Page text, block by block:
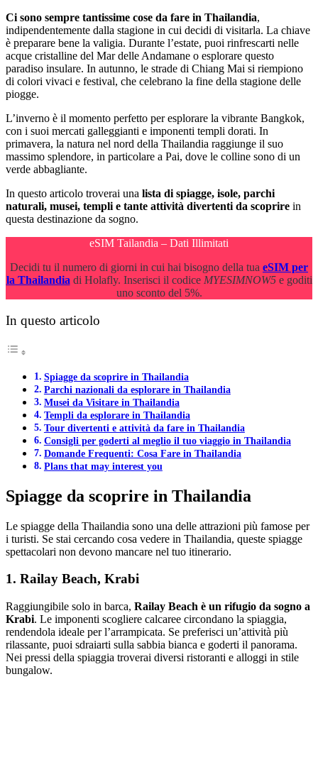
Ci sono sempre tantissime cose da fare in Thailandia,
indipendentemente dalla stagione in cui decidi di visitarla. La chiave
è preparare bene la valigia. Durante l’estate, puoi rinfrescarti nelle
acque cristalline del Mar delle Andamane o esplorare questo
paradiso insulare. In autunno, le strade di Chiang Mai si riempiono
di colori vivaci e festival, che celebrano la fine della stagione delle
piogge.
L’inverno è il momento perfetto per esplorare la vibrante Bangkok,
con i suoi mercati galleggianti e imponenti templi dorati. In
primavera, la natura nel nord della Thailandia raggiunge il suo
massimo splendore, in particolare a Pai, dove le colline sono di un
verde abbagliante.
In questo articolo troverai una lista di spiagge, isole, parchi
naturali, musei, templi e tante attività divertenti da scoprire in
questa destinazione da sogno.
eSIM Tailandia – Dati Illimitati
Decidi tu il numero di giorni in cui hai bisogno della tua eSIM per
la Thailandia di Holafly. Inserisci il codice MYESIMNOW5e goditi
uno sconto del 5%.
In questo articolo
Spiagge da scoprire in Thailandia
Parchi nazionali da esplorare in Thailandia
Musei da Visitare in Thailandia
Templi da esplorare in Thailandia
Tour divertenti e attività da fare in Thailandia
Consigli per goderti al meglio il tuo viaggio in Thailandia
Domande Frequenti: Cosa Fare in Thailandia
Plans that may interest you
Spiagge da scoprire in Thailandia
Le spiagge della Thailandia sono una delle attrazioni più famose per
i turisti. Se stai cercando cosa vedere in Thailandia, queste spiagge
spettacolari non devono mancare nel tuo itinerario.
1. Railay Beach, Krabi
Raggiungibile solo in barca, Railay Beach è un rifugio da sogno a
Krabi. Le imponenti scogliere calcaree circondano la spiaggia,
rendendola ideale per l’arrampicata. Se preferisci un’attività più
rilassante, puoi sdraiarti sulla sabbia bianca e goderti il panorama.
Nei pressi della spiaggia troverai diversi ristoranti e alloggi in stile
bungalow.